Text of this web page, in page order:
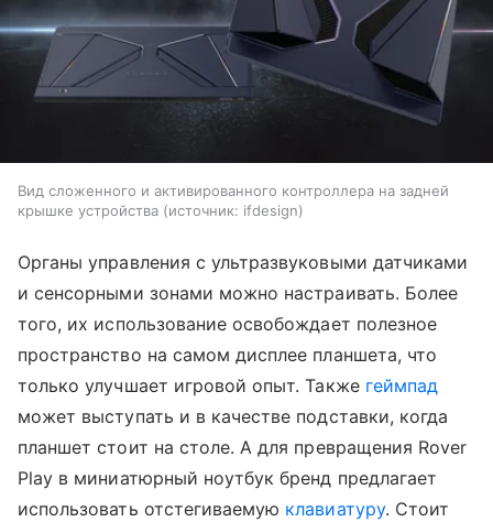
Вид сложенного и активированного контроллера на задней
крышке устройства
источник: ifdesign
Органы управления с ультразвуковыми датчиками
и сенсорными зонами можно настраивать. Более
того, их использование освобождает полезное
пространство на самом дисплее планшета, что
только улучшает игровой опыт. Также геймпад
может выступать и в качестве подставки, когда
планшет стоит на столе. А для превращения Rover
Play в миниатюрный ноутбук бренд предлагает
использовать отстегиваемую клавиатуру. Стоит